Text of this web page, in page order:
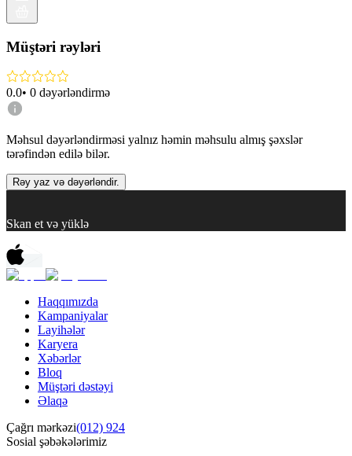
Müştəri rəyləri
0.0• 0 dəyərləndirmə
Məhsul dəyərləndirməsi yalnız həmin məhsulu almış şəxslər
tərəfindən edilə bilər.
Rəy yaz və dəyərləndir.
Skan et və yüklə
Haqqımızda
Kampaniyalar
Layihələr
Karyera
Xəbərlər
Bloq
Müştəri dəstəyi
Əlaqə
Çağrı mərkəzi(012) 924
Sosial şəbəkələrimiz